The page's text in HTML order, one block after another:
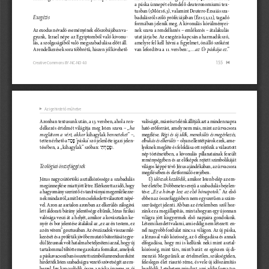
Creative Commons BY-NC-ND 4.0
                                                                                                                           155
c
Exegézis
Az exodus névadó eseményének előszobájában va-
gyunk,  Izrael  népe  az  Egyiptomból  való  kivonu-
lás, a szolgaságából való megszabadulása előtt áll.
A rendelkezések sora többrétű, hiszen jól kivehető
a páska ünnepét elrendelő deuteronomiumi tex-
tusban (5Móz 16,3), valamint Deutero-Ézsaiás sza-
badulásról szóló próféciájában (Ézs 52,12), tagadó
formában jelenik meg. A kivonulás körülményei-
nek szava a rendelkezés – emlékezés – átalakulás
utat járja be. Az exegézis kapcsán a harmadik szó,
amelyre fel kell hívni a figyelmet, önálló szóként
van lefordítva a 11. versben:
„...az Úr páskája ez.”
b Az igehirdető műhelye
Azonban textusunk után, a 13. versben, ahol a ren-
delkezés értelmét világítja meg Isten szava – „ha
meglátom a vért, akkor kihagylak benneteket” –,
tetten érhető a  ’páska’ szó jelenléte igazi jelen-
tésében, a „kihagylak” szóban: .
Teológiai összefüggések
Jézus  nagycsütörtöki  asztalközössége  a  szabadulás
megünneplése miatt jött létre. Elérkezett az idő, hogy
a hagyomány szerint ő és tanítványai megemlékezze-
nek mindarról, amit Isten cselekedett választott népé-
vel. Azon az asztalon azonban az elkerülés zálogává
lett áldozati bárány jelentősége eltűnik, Jézus fizikai
valósága  veszi  át  a  helyét,  amikor  a  kovásztalan  ke-
nyér és bor jelentése átalakul az „ez az én testem, ez
az én vérem” gesztusában. Az évszázadok visszaemlé-
kezését és a próféták jövőbe mutató bátorítását egye-
dül Jézusnak volt hatalma beteljesíteni azzal, hogy új
tartalommal töltötte meg azokat a formákat, amelyek
a páskavacsorában összetett szimbólumrendszerként
hirdették Isten szabadságra vezető szövetségét az em-
berrel.  Így  kapcsolódik  össze  a  páska  ünnepe  az  új
valóságát, másrészt elénk állítják azt a minden napra
ható erőforrást, amely nem más, mint az úrvacsora
megélése. Régi és új idők, menekülés és megérkezés,
elbukás és elkerülés – olyan ellentétpárok ezek, ame-
lyeknek megléte és feloldása ott rejtőzik a választott
nép  történetében,  a  kivonulás  pillanatainak  feszült
reménységében és az előképek rejtett szimbolikáját
világos képpé tévő Jézus ajándékában, az úrvacsora
megélésében és életformáló erejében.
Új időszak kezdődik, amikor Isten belép az em-
ber életébe. Döbbenetes erejű a szabadulás bejelen-
tése: „Ez a hónap lesz az első hónapotok.” Az első
ebben az összefüggésben nem egyszerűen a szám-
szerűséget jelenti. Abban az értelemben szól hoz-
zánk ez a megállapítás, mint ahogyan egy újonnan
világra  jött  kisgyermek  első  napjaira  gondolunk.
Létezni kezdett valami, ami eddig nem létezett: en-
nél nagyobb fordulat nincs a világon. Az új páska,
a Jézussal való közösség, az ő elfogadása és annak
elfogadása,  hogy  mi  is  kellünk  neki  mint  asztal-
közösség, mint társ, mint barát: ez egészen új di-
menzió. Megszűnik az értelmetlen, szükségtelen,
felesleges élet riasztó réme, és vele új időszámítás
kezdődik. Letehetem mindazt, ami addig fogva tar-